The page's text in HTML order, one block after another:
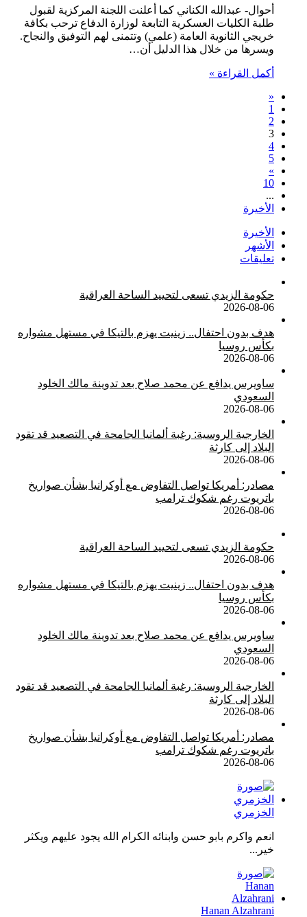
أحوال- عبدالله الكناني كما أعلنت اللجنة المركزية لقبول
طلبة الكليات العسكرية التابعة لوزارة الدفاع ترحب بكافة
خريجي الثانوية العامة (علمي) وتتمنى لهم التوفيق والنجاح.
ويسرها من خلال هذا الدليل أن…
أكمل القراءة »
«
1
2
3
4
5
»
10
...
الأخيرة
الأخيرة
الأشهر
تعليقات
حكومة الزيدي تسعى لتحييد الساحة العراقية
2026-08-06
هدف بدون احتفال.. زينيت يهزم بالتيكا في مستهل مشواره
بكأس روسيا
2026-08-06
ساويرس يدافع عن محمد صلاح بعد تدوينة مالك الخلود
السعودي
2026-08-06
الخارجية الروسية: رغبة ألمانيا الجامحة في التصعيد قد تقود
البلاد إلى كارثة
2026-08-06
مصادر: أمريكا تواصل التفاوض مع أوكرانيا بشأن صواريخ
باتريوت رغم شكوك ترامب
2026-08-06
حكومة الزيدي تسعى لتحييد الساحة العراقية
2026-08-06
هدف بدون احتفال.. زينيت يهزم بالتيكا في مستهل مشواره
بكأس روسيا
2026-08-06
ساويرس يدافع عن محمد صلاح بعد تدوينة مالك الخلود
السعودي
2026-08-06
الخارجية الروسية: رغبة ألمانيا الجامحة في التصعيد قد تقود
البلاد إلى كارثة
2026-08-06
مصادر: أمريكا تواصل التفاوض مع أوكرانيا بشأن صواريخ
باتريوت رغم شكوك ترامب
2026-08-06
الخزمري
انعم واكرم بابو حسن وابنائه الكرام الله يجود عليهم ويكثر
خير...
Hanan Alzahrani